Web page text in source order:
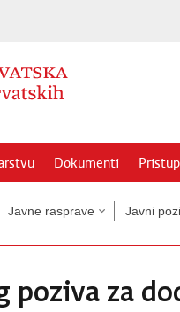
Dokumenti
Javne rasprave Javni
poziva za